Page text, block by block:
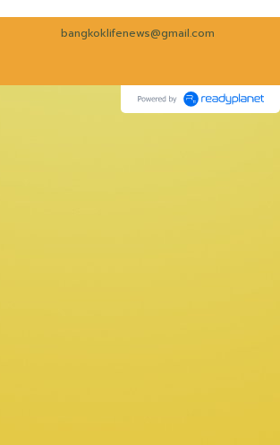
bangkoklifenews@gmail.com